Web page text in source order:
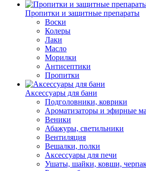
Пропитки и защитные препараты
Воски
Колеры
Лаки
Масло
Морилки
Антисептики
Пропитки
Аксессуары для бани
Подголовники, коврики
Ароматизаторы и эфирные
Веники
Абажуры, светильники
Вентиляция
Вешалки, полки
Аксессуары для печи
Ушаты, шайки, ковши,